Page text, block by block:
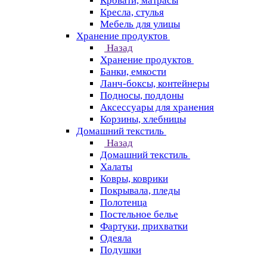
Кресла, стулья
Мебель для улицы
Хранение продуктов
Назад
Хранение продуктов
Банки, емкости
Ланч-боксы, контейнеры
Подносы, поддоны
Аксессуары для хранения
Корзины, хлебницы
Домашний текстиль
Назад
Домашний текстиль
Халаты
Ковры, коврики
Покрывала, пледы
Полотенца
Постельное белье
Фартуки, прихватки
Одеяла
Подушки